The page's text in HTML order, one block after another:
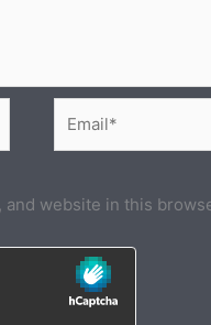
and website in this